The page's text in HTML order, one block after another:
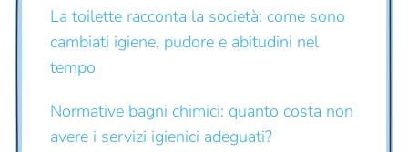
La toilette racconta la società: come sono
cambiati igiene, pudore e abitudini nel
tempo
Normative bagni chimici: quanto costa non
avere i servizi igienici adeguati?